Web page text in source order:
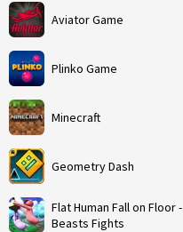
Aviator Game
Plinko Game
Minecraft
Geometry Dash
Flat Human Fall on Floor -
Beasts Fights